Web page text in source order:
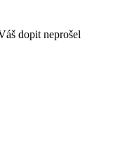
dopit neprošel